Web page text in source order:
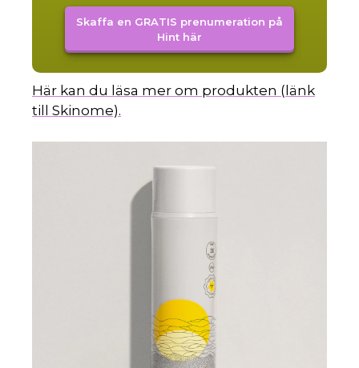
Skaffa en GRATIS prenumeration på
Hint här
Här kan du läsa mer om produkten (länk
till Skinome).